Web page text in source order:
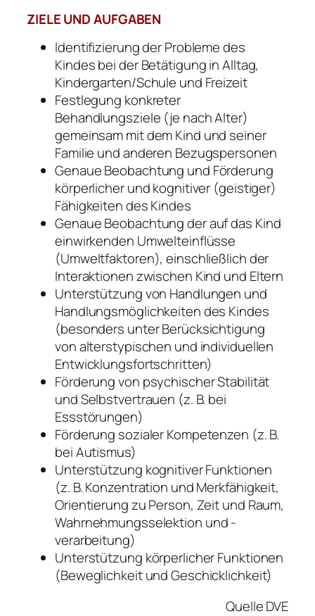
ZIELE UND AUFGABEN
Identifizierung der Probleme des
Kindes bei der Betätigung in Alltag,
Kindergarten/Schule und Freizeit
Festlegung konkreter
Behandlungsziele (je nach Alter)
gemeinsam mit dem Kind und seiner
Familie und anderen Bezugspersonen
Genaue Beobachtung und Förderung
körperlicher und kognitiver (geistiger)
Fähigkeiten des Kindes
Genaue Beobachtung der auf das Kind
einwirkenden Umwelteinflüsse
(Umweltfaktoren), einschließlich der
Interaktionen zwischen Kind und Eltern
Unterstützung von Handlungen und
Handlungsmöglichkeiten des Kindes
(besonders unter Berücksichtigung
von alterstypischen und individuellen
Entwicklungsfortschritten)
Förderung von psychischer Stabilität
und Selbstvertrauen (z. B. bei
Essstörungen)
Förderung sozialer Kompetenzen (z. B.
bei Autismus)
Unterstützung kognitiver Funktionen
(z. B. Konzentration und Merkfähigkeit,
Orientierung zu Person, Zeit und Raum,
Wahrnehmungsselektion und -
verarbeitung)
Unterstützung körperlicher Funktionen
(Beweglichkeit und Geschicklichkeit)
Quelle DVE